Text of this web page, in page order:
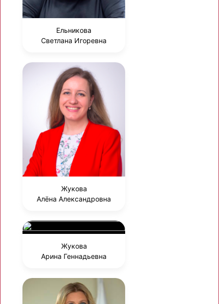
Ельникова
Светлана Игоревна
Жукова
Алёна Александровна
Жукова
Арина Геннадьевна